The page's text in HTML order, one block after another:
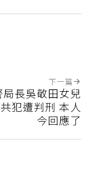
下一篇
局長吳敬田女兒
犯遭判刑 本人
今回應了